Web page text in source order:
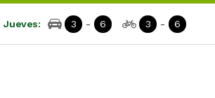
Jueves: 3 - 6 3 - 6